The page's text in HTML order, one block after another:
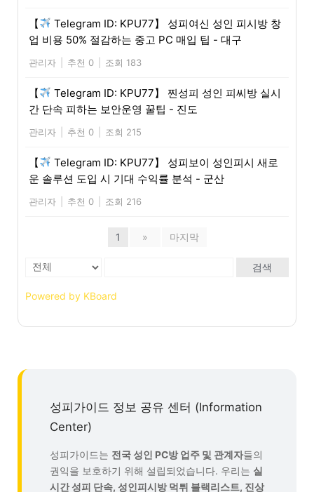
【
Telegram ID: KPU77】 성피여신 성인 피시방 창
업 비용 50% 절감하는 중고 PC 매입 팁 - 대구
관리자 추천 0 조회 183
【
Telegram ID: KPU77】 찐성피 성인 피씨방 실시
간 단속 피하는 보안운영 꿀팁 - 진도
관리자 추천 0 조회 215
【
Telegram ID: KPU77】 성피보이 성인피시 새로
운 솔루션 도입 시 기대 수익률 분석 - 군산
관리자 추천 0 조회 216
1 » 마지막
검색
Powered by KBoard
성피가이드 정보 공유 센터 (Information
Center)
성피가이드는 전국 성인 PC방 업주 및 관계자들의
권익을 보호하기 위해 설립되었습니다. 우리는 실
시간 성피 단속, 성인피시방 먹튀 블랙리스트, 진상